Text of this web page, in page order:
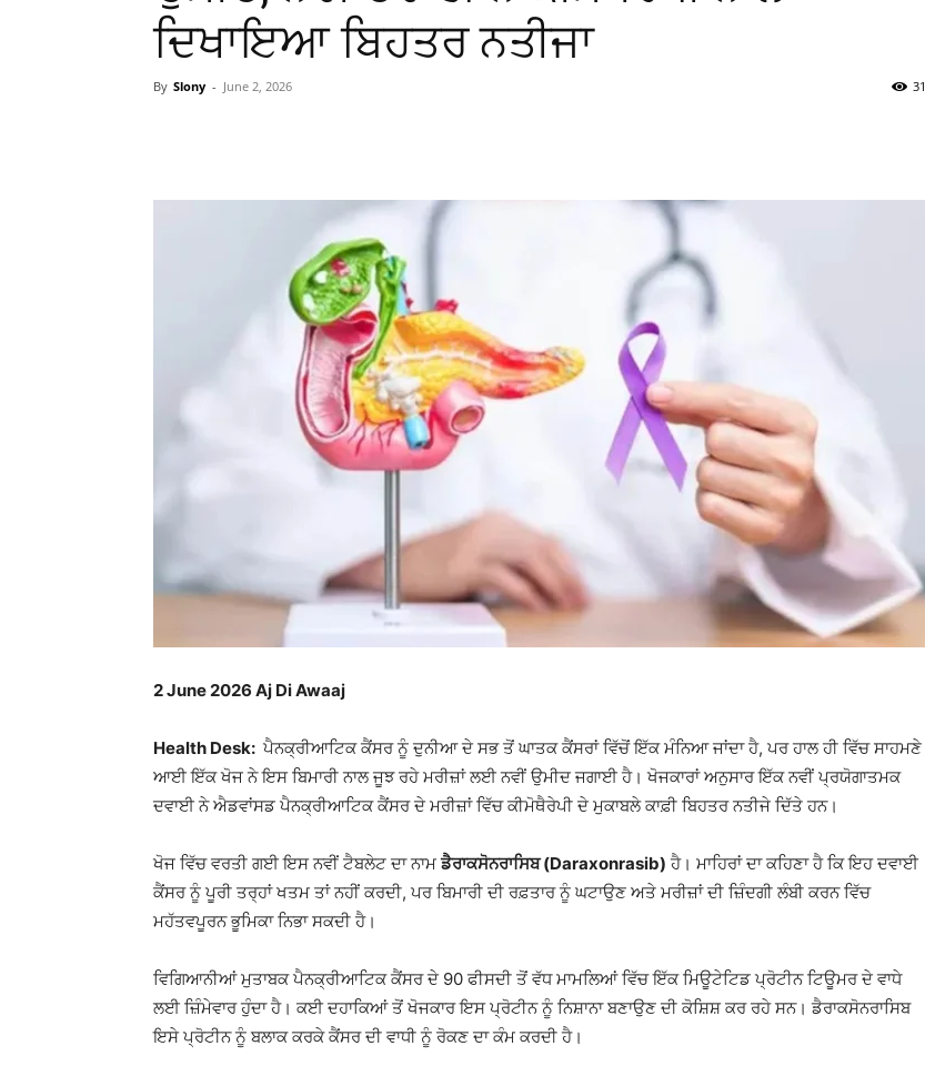
ਦਿਖਾਇਆ ਬਿਹਤਰ ਨਤੀਜਾ
By Slony - June 2, 2026 31
2 June 2026 Aj Di Awaaj
Health Desk: ਪੈਨਕ੍ਰੀਆਟਿਕ ਕੈਂਸਰ ਨੂੰ ਦੁਨੀਆ ਦੇ ਸਭ ਤੋਂ ਘਾਤਕ ਕੈਂਸਰਾਂ ਵਿੱਚੋਂ ਇੱਕ ਮੰਨਿਆ ਜਾਂਦਾ ਹੈ, ਪਰ ਹਾਲ ਹੀ ਵਿੱਚ ਸਾਹਮਣੇ
ਆਈ ਇੱਕ ਖੋਜ ਨੇ ਇਸ ਬਿਮਾਰੀ ਨਾਲ ਜੂਝ ਰਹੇ ਮਰੀਜ਼ਾਂ ਲਈ ਨਵੀਂ ਉਮੀਦ ਜਗਾਈ ਹੈ। ਖੋਜਕਾਰਾਂ ਅਨੁਸਾਰ ਇੱਕ ਨਵੀਂ ਪ੍ਰਯੋਗਾਤਮਕ
ਦਵਾਈ ਨੇ ਐਡਵਾਂਸਡ ਪੈਨਕ੍ਰੀਆਟਿਕ ਕੈਂਸਰ ਦੇ ਮਰੀਜ਼ਾਂ ਵਿੱਚ ਕੀਮੋਥੈਰੇਪੀ ਦੇ ਮੁਕਾਬਲੇ ਕਾਫ਼ੀ ਬਿਹਤਰ ਨਤੀਜੇ ਦਿੱਤੇ ਹਨ।
ਖੋਜ ਵਿੱਚ ਵਰਤੀ ਗਈ ਇਸ ਨਵੀਂ ਟੈਬਲੇਟ ਦਾ ਨਾਮਡੈਰਾਕਸੋਨਰਾਸਿਬ (Daraxonrasib) ਹੈ। ਮਾਹਿਰਾਂ ਦਾ ਕਹਿਣਾ ਹੈ ਕਿ ਇਹ ਦਵਾਈ
ਕੈਂਸਰ ਨੂੰ ਪੂਰੀ ਤਰ੍ਹਾਂ ਖਤਮ ਤਾਂ ਨਹੀਂ ਕਰਦੀ, ਪਰ ਬਿਮਾਰੀ ਦੀ ਰਫ਼ਤਾਰ ਨੂੰ ਘਟਾਉਣ ਅਤੇ ਮਰੀਜ਼ਾਂ ਦੀ ਜ਼ਿੰਦਗੀ ਲੰਬੀ ਕਰਨ ਵਿੱਚ
ਮਹੱਤਵਪੂਰਨ ਭੂਮਿਕਾ ਨਿਭਾ ਸਕਦੀ ਹੈ।
ਵਿਗਿਆਨੀਆਂ ਮੁਤਾਬਕ ਪੈਨਕ੍ਰੀਆਟਿਕ ਕੈਂਸਰ ਦੇ 90 ਫੀਸਦੀ ਤੋਂ ਵੱਧ ਮਾਮਲਿਆਂ ਵਿੱਚ ਇੱਕ ਮਿਊਟੇਟਿਡ ਪ੍ਰੋਟੀਨ ਟਿਊਮਰ ਦੇ ਵਾਧੇ
ਲਈ ਜ਼ਿੰਮੇਵਾਰ ਹੁੰਦਾ ਹੈ। ਕਈ ਦਹਾਕਿਆਂ ਤੋਂ ਖੋਜਕਾਰ ਇਸ ਪ੍ਰੋਟੀਨ ਨੂੰ ਨਿਸ਼ਾਨਾ ਬਣਾਉਣ ਦੀ ਕੋਸ਼ਿਸ਼ ਕਰ ਰਹੇ ਸਨ। ਡੈਰਾਕਸੋਨਰਾਸਿਬ
ਇਸੇ ਪ੍ਰੋਟੀਨ ਨੂੰ ਬਲਾਕ ਕਰਕੇ ਕੈਂਸਰ ਦੀ ਵਾਧੀ ਨੂੰ ਰੋਕਣ ਦਾ ਕੰਮ ਕਰਦੀ ਹੈ।